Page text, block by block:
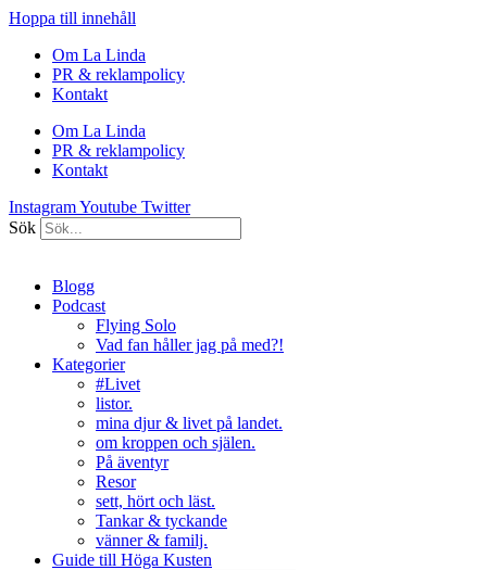
Hoppa till innehåll
Om La Linda
PR & reklampolicy
Kontakt
Om La Linda
PR & reklampolicy
Kontakt
InstagramYoutube Twitter
Sök
Blogg
Podcast
Flying Solo
Vad fan håller jag på med?!
Kategorier
#Livet
listor.
mina djur & livet på landet.
om kroppen och själen.
På äventyr
Resor
sett, hört och läst.
Tankar & tyckande
vänner & familj.
Guide till Höga Kusten